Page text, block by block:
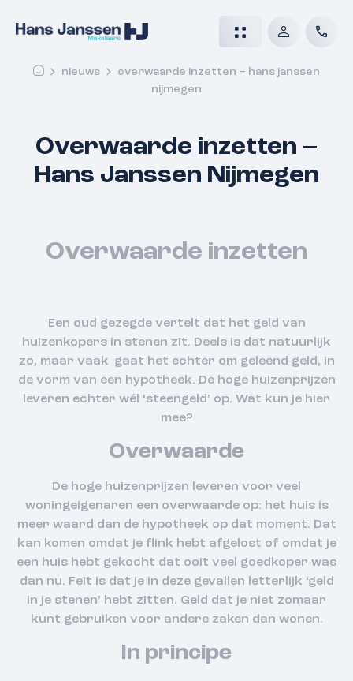
nieuws
overwaarde inzetten – hans janssen
nijmegen
Overwaarde inzetten –
Hans Janssen Nijmegen
Overwaarde inzetten
Een oud gezegde vertelt dat het geld van
huizenkopers in stenen zit. Deels is dat natuurlijk
zo, maar vaak gaat het echter om geleend geld, in
de vorm van een hypotheek. De hoge huizenprijzen
leveren echter wél ‘steengeld’ op. Wat kun je hier
mee?
Overwaarde
De hoge huizenprijzen leveren voor veel
woningeigenaren een overwaarde op: het huis is
meer waard dan de hypotheek op dat moment. Dat
kan komen omdat je flink hebt afgelost of omdat je
een huis hebt gekocht dat ooit veel goedkoper was
dan nu. Feit is dat je in deze gevallen letterlijk ‘geld
in je stenen’ hebt zitten. Geld dat je niet zomaar
kunt gebruiken voor andere zaken dan wonen.
In principe